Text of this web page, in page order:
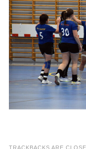
TRACKBACKS ARE